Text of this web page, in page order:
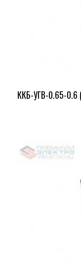
ККБ-УГВ-0.65-0.6